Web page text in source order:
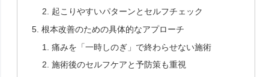
起こりやすいパターンとセルフチェック
根本改善のための具体的なアプローチ
痛みを「一時しのぎ」で終わらせない施術
施術後のセルフケアと予防策も重視